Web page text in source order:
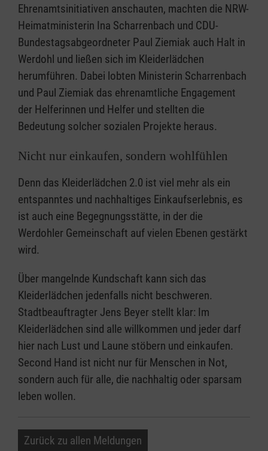
Ehrenamtsinitiativen anschauten, machten die NRW-
Heimatministerin Ina Scharrenbach und CDU-
Bundestagsabgeordneter Paul Ziemiak auch Halt in
Werdohl und ließen sich im Kleiderlädchen
herumführen. Dabei lobten Ministerin Scharrenbach
und Paul Ziemiak das ehrenamtliche Engagement
der Helferinnen und Helfer und stellten die
Bedeutung solcher sozialen Projekte heraus.
Nicht nur einkaufen, sondern wohlfühlen
Denn das Kleiderlädchen 2.0 ist viel mehr als ein
entspanntes und nachhaltiges Einkaufserlebnis, es
ist auch eine Begegnungsstätte, in der die
Werdohler Gemeinschaft auf vielen Ebenen gestärkt
wird.
Über mangelnde Kundschaft kann sich das
Kleiderlädchen jedenfalls nicht beschweren.
Stadtbeauftragter Jens Beyer stellt klar: Im
Kleiderlädchen sind alle willkommen und jeder darf
hier nach Lust und Laune stöbern und einkaufen.
Second Hand ist nicht nur für Menschen in Not,
sondern auch für alle, die nachhaltig oder sparsam
leben wollen.
Zurück zu allen Meldungen